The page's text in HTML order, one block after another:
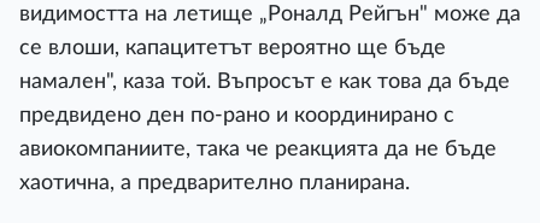
видимостта на летище „Роналд Рейгън" може да
се влоши, капацитетът вероятно ще бъде
намален", каза той. Въпросът е как това да бъде
предвидено ден по-рано и координирано с
авиокомпаниите, така че реакцията да не бъде
хаотична, а предварително планирана.